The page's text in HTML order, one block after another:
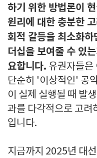
하기 위한 방법론이
원리에 대한 충분한
회적 갈등을 최소화하
더십을 보여줄 수 있
요합니다. 유권자들은
단순히 '이상적인' 공
이 실제 실행될 때 발
과를 다각적으로 고려
입니다.
지금까지 2025년 대